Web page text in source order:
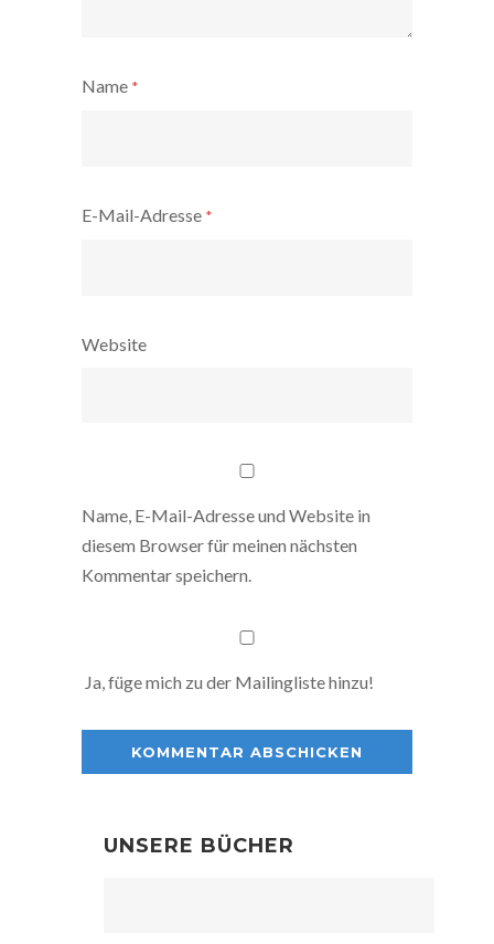
Name *
E-Mail-Adresse *
Website
Name, E-Mail-Adresse und Website in
diesem Browser für meinen nächsten
Kommentar speichern.
Ja, füge mich zu der Mailingliste hinzu!
UNSERE BÜCHER